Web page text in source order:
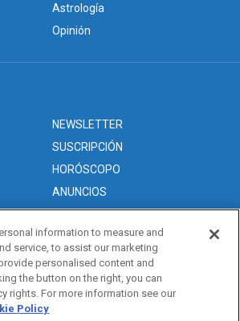
Astrología
Opinión
NEWSLETTER
SUSCRIPCIÓN
HORÓSCOPO
ANUNCIOS
information to measure and
service, to assist our marketing
personalised content and
the button on the right, you can
rights. For more information see our
Policy